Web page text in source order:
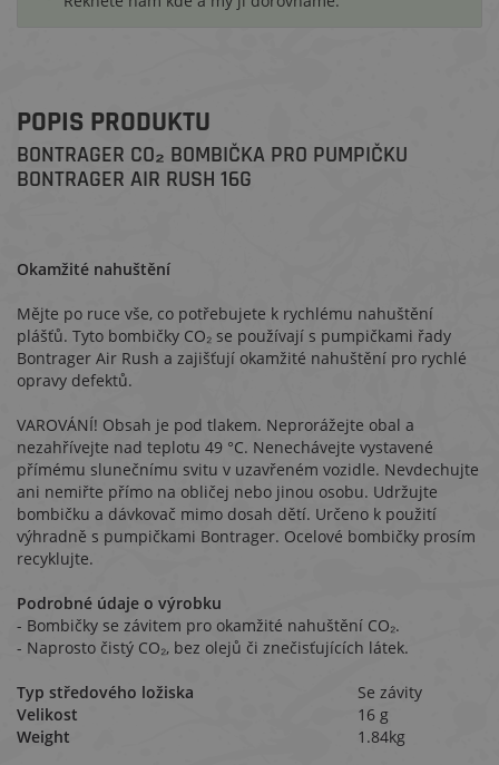
POPIS PRODUKTU
BONTRAGER CO₂ BOMBIČKA PRO PUMPIČKU
BONTRAGER AIR RUSH 16G
Okamžité nahuštění
Mějte po ruce vše, co potřebujete k rychlému nahuštění
plášťů. Tyto bombičky CO₂ se používají s pumpičkami řady
Bontrager Air Rush a zajišťují okamžité nahuštění pro rychlé
opravy defektů.
VAROVÁNÍ! Obsah je pod tlakem. Neprorážejte obal a
nezahřívejte nad teplotu 49 °C. Nenechávejte vystavené
přímému slunečnímu svitu v uzavřeném vozidle. Nevdechujte
ani nemiřte přímo na obličej nebo jinou osobu. Udržujte
bombičku a dávkovač mimo dosah dětí. Určeno k použití
výhradně s pumpičkami Bontrager. Ocelové bombičky prosím
recyklujte.
Podrobné údaje o výrobku
- Bombičky se závitem pro okamžité nahuštění CO₂.
- Naprosto čistý CO₂, bez olejů či znečisťujících látek.
Typ středového ložiska
Se závity
Velikost
16 g
Weight
1.84kg